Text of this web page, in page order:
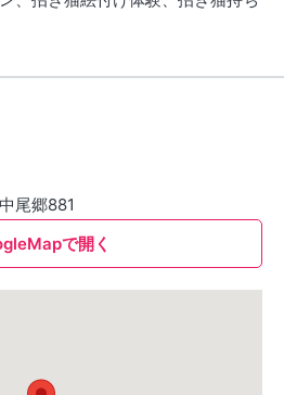
尾郷881
で開く